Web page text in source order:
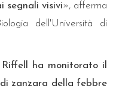
segnali visivi», afferma
dell'Università di
ha monitorato il
zanzara della febbre